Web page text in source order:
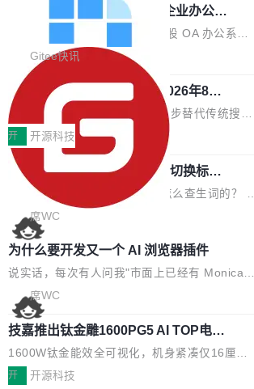
者、产业专家、投资人围绕AI前沿技术瓶颈、行
业固有认知重构等议题展开跨界对话，聚焦行业
真实痛点与突破方向...
个嵌在 Edge WebView 里的网页。它不是一个
「应用」，它是一个运行在浏览器引擎里的网
页，外面套了一层 Windows 的壳。 WebView2
本身就是个内存大户。它加载了完整的 Edge 渲
染引擎，包括 JavaScript 引擎...
本次更新新增短信验证修改已答问卷功能，提升
答卷安全性；同时升级考试能力，完善填空题判
分、防切屏等功能体验，并优化多项产品细节，
提升整体使用体验。 新增功能 01. 新增验证手
机号后查看、修改已答问卷功能 02. 新增填空题
判分功能 03. 添加协作管理员支持树形结构选择
体验优化与修复 •页面与体验优化 优化工作台首
页 UI 展示效果，提升页面使用体验。 优化防切
屏提醒规则，调整为每次切屏均触发提示，提升
考试规范性。 优化登录状...
勾股 OA v6.0.2 已经发布，企业办公系
勾股 OA v6.0.2 已经发布。 勾股 OA 办公系统
是一款简单实用的开源的企业办公系统。系统集
成了系统设置、附件管理、人事管理、行政管
理、消息管理、资产管理、企业公告、知识网
盘、审批流程设置、办公审批、工作计划、工作
汇报、工作日志、日常办公、财务管理、客户管
理、合同管理、项目管理、任务管理等功能模
块。系统简约，易于功能扩展，方便二次开发，
可以用来做日常 OA，CRM，ERP，业务管理等
系统。 勾股OA6.0.2版本主要是对勾股OA 6第
一个大版本发布的部分功能细节优化和bug问题
修复的版本，具体更新日志如下： 1、补全新版
本的各个审批类型的审批单导出 2、优化各个审
Gitee快讯
942亿赛道如何选对伙伴？2026年8月G
EO公司推荐
当DeepSeek、豆包等大模型逐步替代传统搜索
成为用户获取信息的主要入口,品牌竞争的逻辑变
了:不再是争抢关键词排名,而是想办法进入AI脱
口而出的那个答案。"GEO公司推荐"这个搜索词
背后,折射的是企业面对新兴服务赛道时的集体困
惑——该信谁、看什么、怎么选。 据易观分析
《中国GEO市场产业图谱》数据,2026年中国GE
O行业规模预计达942亿元,同比增长169.7%。G
artner同期预测,传统搜索引擎访问量年内将下滑
25%,AI载体流量占比突破40%;埃森哲2025年中
国消费者调研则指出,37%的用户在有明确购买需
求时倾向于先问AI。几组数据指向一致:GEO已
从营销"加分项"变成品牌在AI时...
开 开源科技
任意网页划词 AI 问答：不用切换标签页
的效率秘诀
看英文技术文档的时候，你是怎么查生词的？ 我
猜大多数人的流程是：选中单词 → Ctrl+C → 切
到翻译标签页 → Ctrl+V → 看翻译 → 切回原
文。遇到不懂的代码片段，再切到 ChatGPT 问
一下。来回切换几次，思路早断了。 今天介绍的
开源 Chrome 扩展 AI Helper，有一个划词浮动
工具栏功能，能让你在任意网页选中文本就直接
用 AI，完全不用切换标签页。 划词工具栏是什
么 安装 AI Helper 后，在任意网页选中文本，选
区旁边会自动浮现一个工具栏： 工具 功能 典型
席WC
为什么要开发又一个 AI 浏览器插件
说实话，每次有人问我"市面上已经有 Monica、
Sider、Copilot for Chrome 这些 AI 浏览器插件
了，你为什么还要再做一个"，我都觉得这个问题
问得好。 因为我自己也是从用户变成开发者的。
现有产品的天花板 我用过不少 AI 浏览器插件。
刚开始觉得都挺好——选中一段文字，弹出解
席WC
技嘉推出钛金雕1600PG5 AI TOP电
源：为发烧级主机与本地AI算力打造旗
舰供电方案
1600W钛金能效全可视化，机身紧凑仅16厘米
继2026台北电脑展首度亮相后，技嘉科技近日正
开 开源科技